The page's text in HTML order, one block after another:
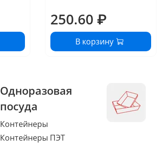
250.60 ₽
В корзину
Одноразовая
посуда
Контейнеры
Контейнеры ПЭТ